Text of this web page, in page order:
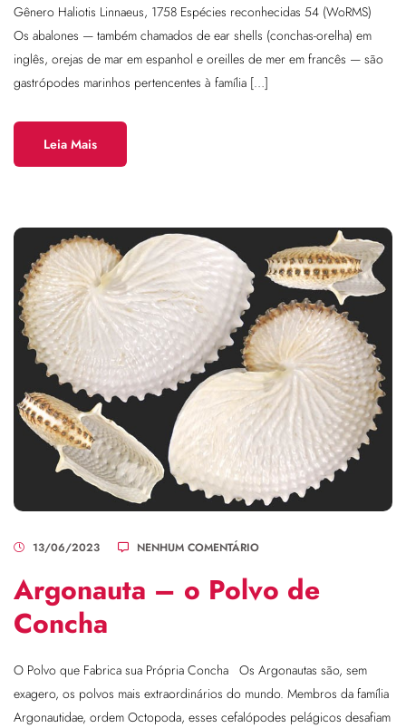
Gênero Haliotis Linnaeus, 1758 Espécies reconhecidas 54 (WoRMS)
Os abalones — também chamados de ear shells (conchas-orelha) em
inglês, orejas de mar em espanhol e oreilles de mer em francês — são
gastrópodes marinhos pertencentes à família […]
Leia Mais
13/06/2023 NENHUM COMENTÁRIO
Argonauta – o Polvo de
Concha
O Polvo que Fabrica sua Própria Concha Os Argonautas são, sem
exagero, os polvos mais extraordinários do mundo. Membros da família
Argonautidae, ordem Octopoda, esses cefalópodes pelágicos desafiam